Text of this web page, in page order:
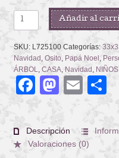
TOYS
CHRISTMAS
MARKET
cantidad
Añadir al
SKU: L725100 Categorías:
Navidad Osito Papá Noel
ÁRBOL
CASA, Navidad NIÑOS,
Facebook
Email
Descripción
Valoraciones (0)